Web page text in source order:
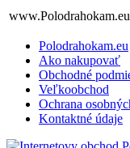
Polodrahokam.eu
Ako nakupovať
Obchodné
Veľkoobchod
Ochrana
Kontaktné údaje